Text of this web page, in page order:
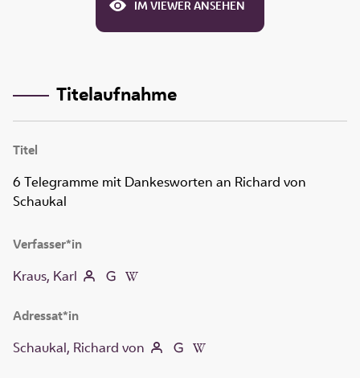
IM VIEWER ANSEHEN
Titelaufnahme
Titel
6 Telegramme mit Dankesworten an Richard von
Schaukal
Verfasser*in
Kraus, Karl
Adressat*in
Schaukal, Richard von